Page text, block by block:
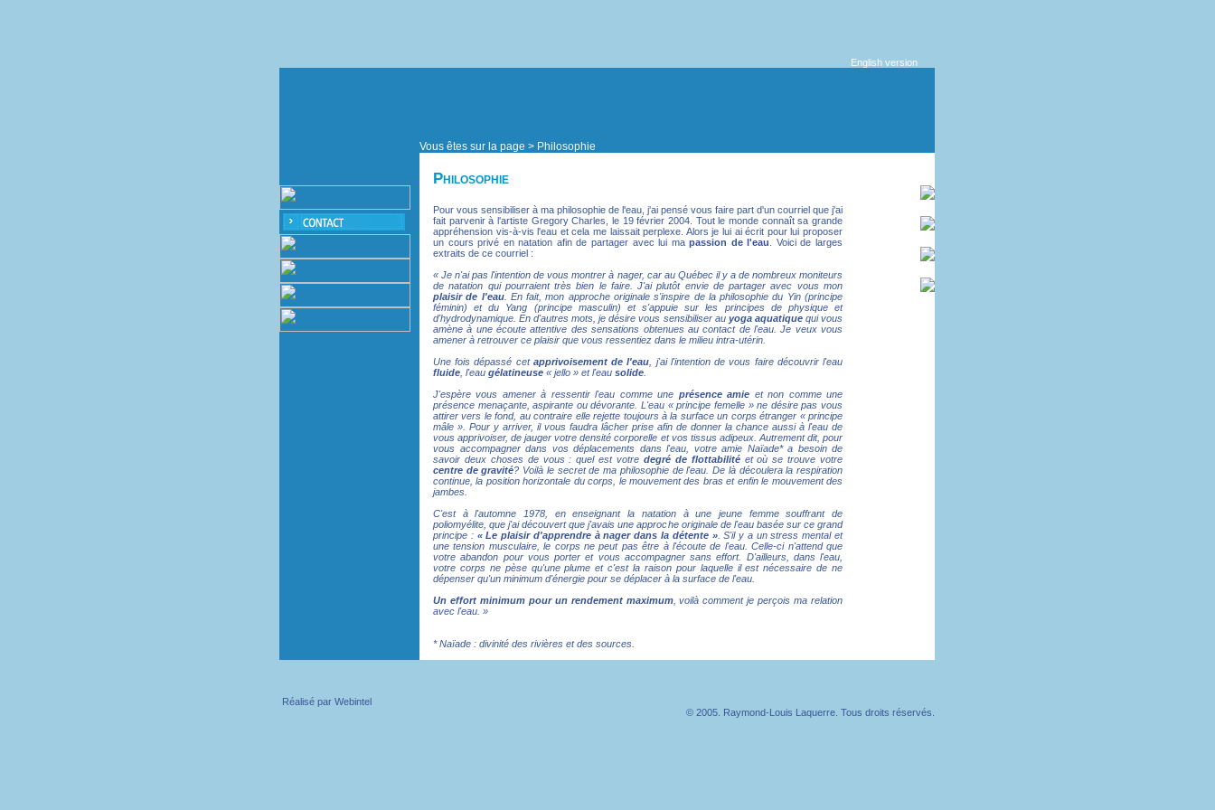
English version
Vous êtes sur la page > Philosophie
Philosophie
Pour vous sensibiliser à ma philosophie de l'eau, j'ai pensé vous faire part d'un courriel que j'ai
fait parvenir à l'artiste Gregory Charles, le 19 février 2004. Tout le monde connaît sa grande
appréhension vis-à-vis l'eau et cela me laissait perplexe. Alors je lui ai écrit pour lui proposer
un cours privé en natation afin de partager avec lui mapassion de l'eau
. Voici de larges
extraits de ce courriel :
« Je n'ai pas l'intention de vous montrer à nager, car au Québec il y a de nombreux moniteurs
de natation qui pourraient très bien le faire. J'ai plutôt envie de partager avec vous mon
plaisir de l'eau. En fait, mon approche originale s'inspire de la philosophie du Yin (principe
féminin) et du Yang (principe masculin) et s'appuie sur les principes de physique et
d'hydrodynamique. En d'autres mots, je désire vous sensibiliser au yoga aquatiquequi vous
amène à une écoute attentive des sensations obtenues au contact de l'eau. Je veux vous
amener à retrouver ce plaisir que vous ressentiez dans le milieu intra-utérin.
Une fois dépassé cet apprivoisement de l'eau , j'ai l'intention de vous faire découvrir l'eau
fluide , l'eau gélatineuse « jello » et l'eau solide
J'espère vous amener à ressentir l'eau comme une présence amie et non comme une
présence menaçante, aspirante ou dévorante. L'eau « principe femelle » ne désire pas vous
attirer vers le fond, au contraire elle rejette toujours à la surface un corps étranger « principe
mâle ». Pour y arriver, il vous faudra lâcher prise afin de donner la chance aussi à l'eau de
vous apprivoiser, de jauger votre densité corporelle et vos tissus adipeux. Autrement dit, pour
vous accompagner dans vos déplacements dans l'eau, votre amie Naïade* a besoin de
savoir deux choses de vous : quel est votre degré de flottabilitéet où se trouve votre
centre de gravité? Voilà le secret de ma philosophie de l'eau. De là découlera la respiration
continue, la position horizontale du corps, le mouvement des bras et enfin le mouvement des
jambes.
C'est à l'automne 1978, en enseignant la natation à une jeune femme souffrant de
poliomyélite, que j'ai découvert que j'avais une approche originale de l'eau basée sur ce grand
principe :« Le plaisir d'apprendre à nager dans la détente ». S'il y a un stress mental et
une tension musculaire, le corps ne peut pas être à l'écoute de l'eau. Celle-ci n'attend que
votre abandon pour vous porter et vous accompagner sans effort. D'ailleurs, dans l'eau,
votre corps ne pèse qu'une plume et c'est la raison pour laquelle il est nécessaire de ne
dépenser qu'un minimum d'énergie pour se déplacer à la surface de l'eau.
Un effort minimum pour un rendement maximum, voilà comment je perçois ma relation
avec l'eau. »
* Naïade : divinité des rivières et des sources.
Réalisé par Webintel
© 2005. Raymond-Louis Laquerre. Tous droits réservés.